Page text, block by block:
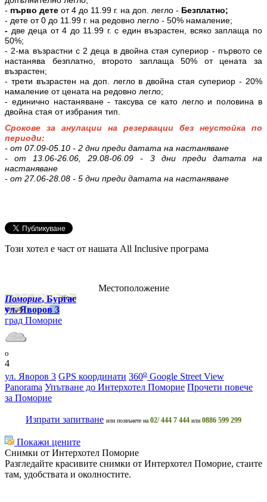
- първо дете от 4 до 11.99 г. на доп. легло - Безплатно;
- дете от 0 до 11.99 г. на редовно легло - 50% намаление;
- две деца от 4 до 11.99 г. с един възрастен, всяко заплаща по
50%;
- 2-ма възрастни с 2 деца в двойна стая супериор - първото се
настанява безплатно, второто заплаща 50% от цената за
възрастен;
- трети възрастен на доп. легло в двойна стая супериор - 20%
намаление от цената на редовно легло;
- единично настаняване - таксува се като легло и половина в
двойна стая от избрания тип.
Срокове за анулации на резервации без неустойка по
периоди:
- от 07.09-05.10 - 2 дни преди датата на настаняване
- от 13.06-26.06, 29.08-06.09 - 3 дни преди датата на
настаняване
- от 27.06-28.08 - 5 дни преди датата на настаняване
Този хотел е част от нашата All Inclusive програма
Местоположение
Поморие, Бургас
ул. Яворов 3
град Поморие
o
4
ул. Яворов 3 GPS координати 360o Google Street View
Panorama Упътване до Интерхотел Поморие Прочети повече
за Поморие
Изпрати запитване или позвънете на 02/ 444 7 444 или 0886 599 299
Покажи цените
Снимки от Интерхотел Поморие
Разгледайте красивите снимки от Интерхотел Поморие, стаите
там, удобствата и околностите.